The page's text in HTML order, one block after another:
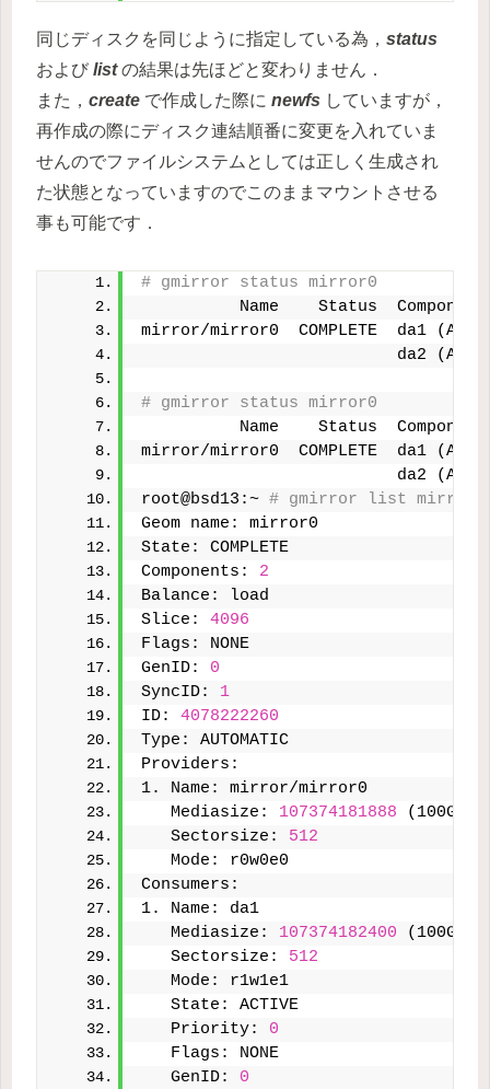
同じディスクを同じように指定している為， status
および listの結果は先ほどと変わりません．
また， create で作成した際に newfs していますが，
再作成の際にディスク連結順番に変更を入れていま
せんのでファイルシステムとしては正しく生成され
た状態となっていますのでこのままマウントさせる
事も可能です．
# gmirror status mirror0
Name    Status
mirror/mirror0  COMPLETE  da1
da2
# gmirror status mirror0
Name    Status
mirror/mirror0  COMPLETE  da1
da2
root@bsd13:~ # gmirror list mirror0
Geom name: mirror0
State: COMPLETE
Components: 2
Balance: load
Slice: 4096
Flags: NONE
GenID: 0
SyncID: 1
ID: 4078222260
Type: AUTOMATIC
Providers:
1. Name: mirror/mirror0
   Mediasize:
107374181888 (100G)
   Sectorsize:
512
   Mode: r0w0e0
Consumers:
1. Name: da1
   Mediasize:
107374182400 (100G)
   Sectorsize:
512
   Mode: r1w1e1
   State: ACTIVE
   Priority:
0
   Flags: NONE
   GenID:
0